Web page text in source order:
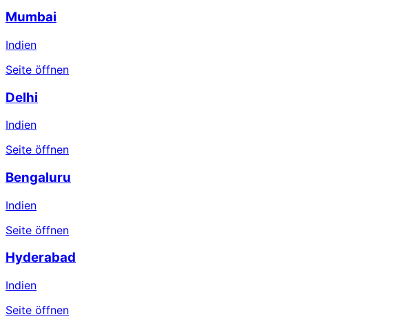
Mumbai
Indien
Seite öffnen
Delhi
Indien
Seite öffnen
Bengaluru
Indien
Seite öffnen
Hyderabad
Indien
Seite öffnen